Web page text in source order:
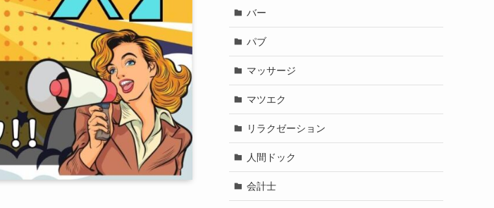
バー
パブ
マッサージ
マツエク
リラクゼーション
人間ドック
会計士